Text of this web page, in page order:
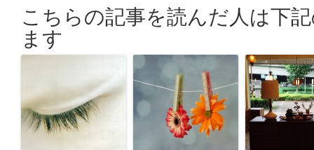
こちらの記事を読んだ人は下
ます